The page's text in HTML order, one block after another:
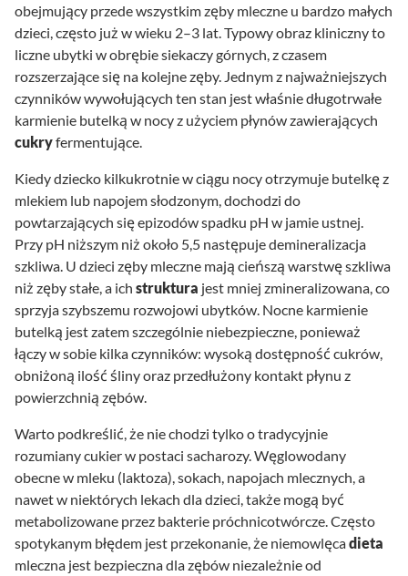
obejmujący przede wszystkim zęby mleczne u bardzo małych
dzieci, często już w wieku 2–3 lat. Typowy obraz kliniczny to
liczne ubytki w obrębie siekaczy górnych, z czasem
rozszerzające się na kolejne zęby. Jednym z najważniejszych
czynników wywołujących ten stan jest właśnie długotrwałe
karmienie butelką w nocy z użyciem płynów zawierających
cukryfermentujące.
Kiedy dziecko kilkukrotnie w ciągu nocy otrzymuje butelkę z
mlekiem lub napojem słodzonym, dochodzi do
powtarzających się epizodów spadku pH w jamie ustnej.
Przy pH niższym niż około 5,5 następuje demineralizacja
szkliwa. U dzieci zęby mleczne mają cieńszą warstwę szkliwa
niż zęby stałe, a ich struktura jest mniej zmineralizowana, co
sprzyja szybszemu rozwojowi ubytków. Nocne karmienie
butelką jest zatem szczególnie niebezpieczne, ponieważ
łączy w sobie kilka czynników: wysoką dostępność cukrów,
obniżoną ilość śliny oraz przedłużony kontakt płynu z
powierzchnią zębów.
Warto podkreślić, że nie chodzi tylko o tradycyjnie
rozumiany cukier w postaci sacharozy. Węglowodany
obecne w mleku (laktoza), sokach, napojach mlecznych, a
nawet w niektórych lekach dla dzieci, także mogą być
metabolizowane przez bakterie próchnicotwórcze. Często
spotykanym błędem jest przekonanie, że niemowlęcadieta
mleczna jest bezpieczna dla zębów niezależnie od